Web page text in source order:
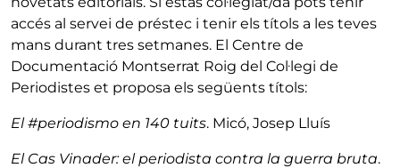
accés al servei de préstec i tenir els títols a les teves
mans durant tres setmanes. El Centre de
Documentació Montserrat Roig del Col·legi de
Periodistes et proposa els següents títols:
El #periodismo en 140 tuits. Micó, Josep Lluís
El Cas Vinader: el periodista contra la guerra bruta.